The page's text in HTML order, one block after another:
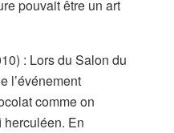
pouvait être un art
: Lors du Salon du
l’événement
comme on
En